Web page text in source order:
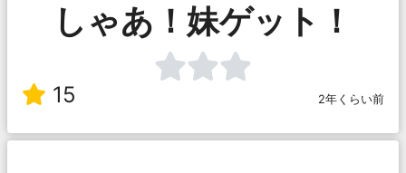
しゃあ！妹ゲット！
15 2年くらい前